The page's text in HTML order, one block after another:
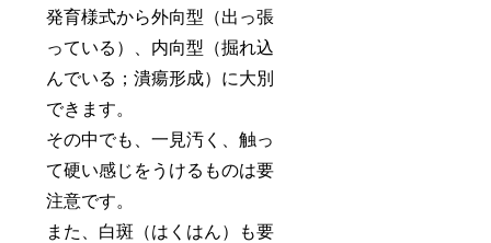
発育様式から外向型（出っ張
っている）、内向型（掘れ込
んでいる；潰瘍形成）に大別
できます。
その中でも、一見汚く、触っ
て硬い感じをうけるものは要
注意です。
また、白斑（はくはん）も要